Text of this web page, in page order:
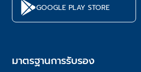
GOOGLE PLAY STORE
มาตรฐานการรับรอง